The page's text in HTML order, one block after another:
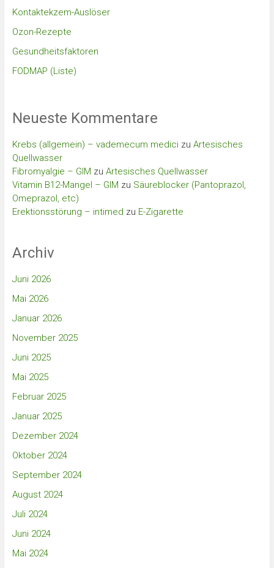
Kontaktekzem-Auslöser
Ozon-Rezepte
Gesundheitsfaktoren
FODMAP (Liste)
Neueste Kommentare
Krebs (allgemein) – vademecum medicizu Artesisches
Quellwasser
Fibromyalgie – GIM zu Artesisches Quellwasser
Vitamin B12-Mangel – GIM zu Säureblocker (Pantoprazol,
Omeprazol, etc)
Erektionsstörung – intimed zu E-Zigarette
Archiv
Juni 2026
Mai 2026
Januar 2026
November 2025
Juni 2025
Mai 2025
Februar 2025
Januar 2025
Dezember 2024
Oktober 2024
September 2024
August 2024
Juli 2024
Juni 2024
Mai 2024